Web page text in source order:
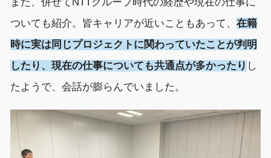
ついても紹介。皆キャリアが近いこと もあって 、 在籍
時に実は同じプロジェクトに関わっていたことが判明
したり、現在の仕事について も共通点が多かったり し
たようで、 会話が膨らんでいました。